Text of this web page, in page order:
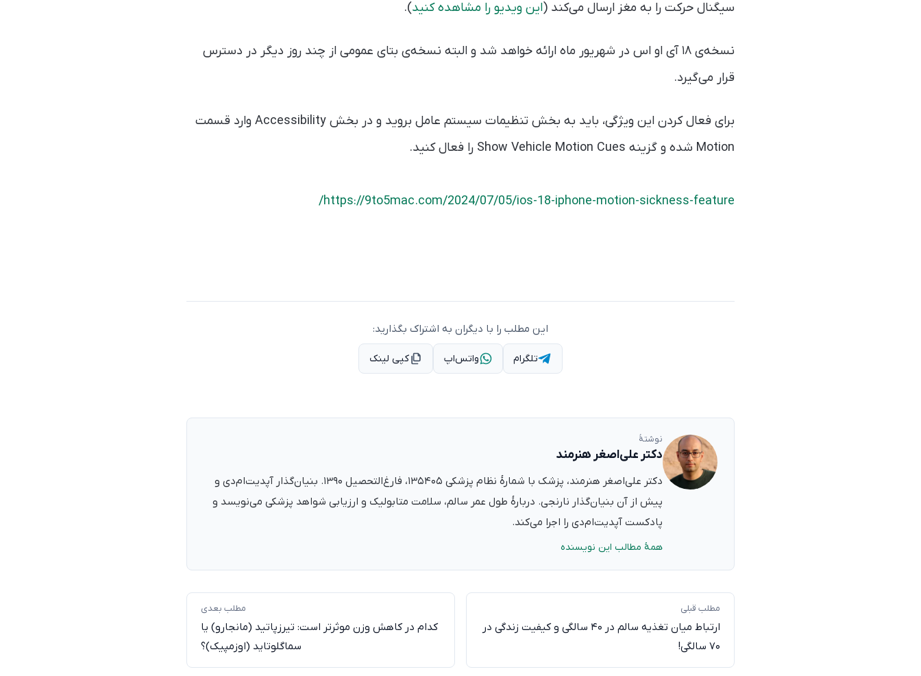
سیگنال حرکت را به مغز ارسال می‌کند (این ویدیو را مشاهده کنید).
نسخه‌ی ۱۸ آی او اس در شهریور ماه ارائه خواهد شد و البته نسخه‌ی بتای عمومی از چند روز دیگر در دسترس
قرار می‌گیرد.
برای فعال کردن این ویژگی، باید به بخش تنظیمات سیستم عامل بروید و در بخش Accessibility وارد قسمت
Motion شده و گزینه Show Vehicle Motion Cues را فعال کنید.
https://9to5mac.com/2024/07/05/ios-18-iphone-motion-sickness-feature/
این مطلب را با دیگران به اشتراک بگذارید:
تلگرام واتس‌اپ کپی لینک
نوشتهٔ
دکتر علی‌اصغر هنرمند
دکتر علی‌اصغر هنرمند، پزشک با شمارهٔ نظام پزشکی ۱۳۵۴۰۵، فارغ‌التحصیل ۱۳۹۰. بنیان‌گذار آپدیت‌ام‌دی و
پیش از آن بنیان‌گذار نارنجی. دربارهٔ طول عمر سالم، سلامت متابولیک و ارزیابی شواهد پزشکی می‌نویسد و
پادکست آپدیت‌ام‌دی را اجرا می‌کند.
همهٔ مطالب این نویسنده
مطلب قبلی
ارتباط میان تغذیه سالم در ۴۰ سالگی و کیفیت زندگی در
۷۰ سالگی!
مطلب بعدی
کدام در کاهش وزن موثرتر است: تیرزپاتید (مانجارو) یا
سماگلوتاید (اوزمپیک)؟